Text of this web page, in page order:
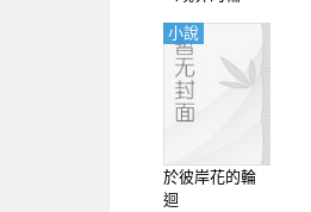
【日語】
於彼岸花的輪
迴
小說